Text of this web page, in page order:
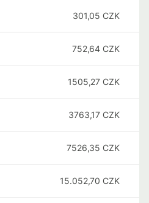
301,05 CZK
752,64 CZK
1505,27 CZK
3763,17 CZK
7526,35 CZK
15.052,70 CZK